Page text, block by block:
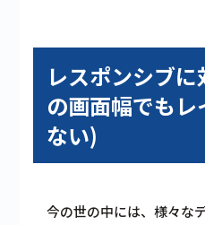
レスポンシブ
の画面幅でも
ない)
今の世の中には、様々な